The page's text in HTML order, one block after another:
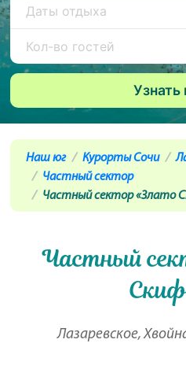
Наш юг Курорты Сочи
Частный сектор
Частный сектор «Злато
Частный
Лазаревское,